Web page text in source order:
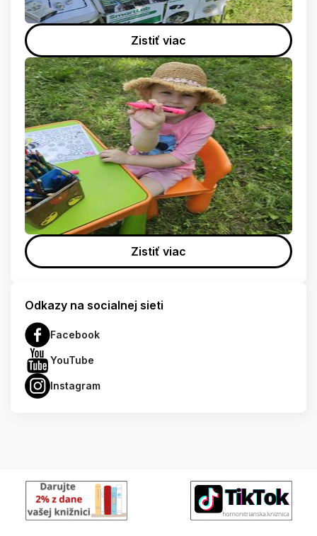
Zistiť viac
Zistiť viac
Odkazy na socialnej sieti
Facebook
YouTube
Instagram